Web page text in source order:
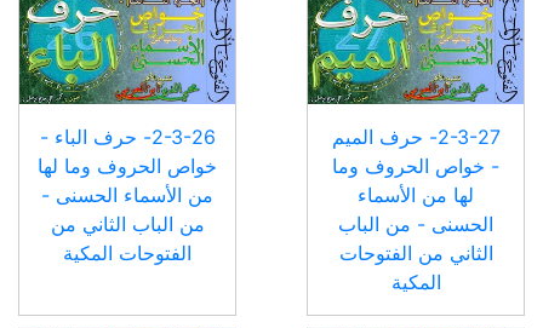
2-3-27- حرف الميم
- خواص الحروف وما
لها من الأسماء
الحسنى - من الباب
الثاني من الفتوحات
المكية
2-3-26- حرف الباء -
خواص الحروف وما لها
من الأسماء الحسنى -
من الباب الثاني من
الفتوحات المكية